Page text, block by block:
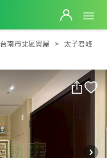
太子君峰會質感大器雙車宅
台南市北區買屋
太子君峰